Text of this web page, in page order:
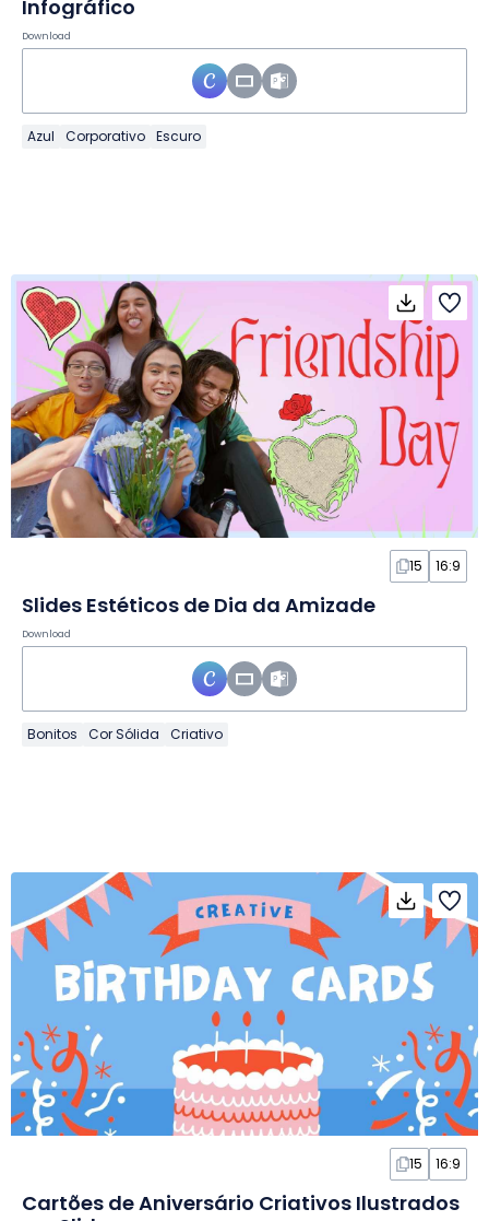
Infográfico
Download
Azul Corporativo Escuro
15 16:9
Slides Estéticos de Dia da Amizade
Download
Bonitos Cor Sólida Criativo
15 16:9
Cartões de Aniversário Criativos Ilustrados